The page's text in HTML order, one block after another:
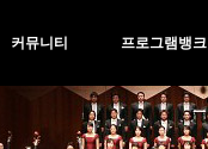
커뮤니티 프로그램뱅크